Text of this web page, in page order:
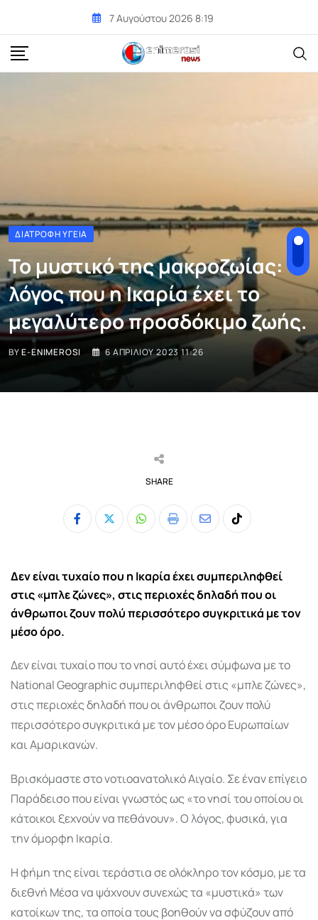
content
7 Αυγούστου 2026 8:19
ΔΙΑΤΡΟΦΉ ΥΓΕΊΑ
Το μυστικό της μακροζωίας: Ο
λόγος που η Ικαρία έχει το
μεγαλύτερο προσδόκιμο ζωής.
BYE-ENIMEROSI 6 ΑΠΡΙΛΊΟΥ 2023 11:26
SHARE
Whatsapp
Print
ShareTiktok
Δεν είναι τυχαίο που η Ικαρία έχει συμπεριληφθεί
στις «μπλε ζώνες», στις περιοχές δηλαδή που οι
άνθρωποι ζουν πολύ περισσότερο συγκριτικά με τον
μέσο όρο.
Δεν είναι τυχαίο που το νησί αυτό έχει σύμφωνα με το
National Geographic συμπεριληφθεί στις «μπλε ζώνες»,
στις περιοχές δηλαδή που οι άνθρωποι ζουν πολύ
περισσότερο συγκριτικά με τον μέσο όρο Ευρωπαίων
και Αμαρικανών.
Βρισκόμαστε στο νοτιοανατολικό Αιγαίο. Σε έναν επίγειο
Παράδεισο που είναι γνωστός ως «το νησί του οποίου οι
κάτοικοι ξεχνούν να πεθάνουν». Ο λόγος, φυσικά, για
την όμορφη Ικαρία.
Η φήμη της είναι τεράστια σε ολόκληρο τον κόσμο, με τα
διεθνή Μέσα να ψάχνουν συνεχώς τα «μυστικά» των
κατοίκων της, τα οποία τους βοηθούν να σφύζουν από